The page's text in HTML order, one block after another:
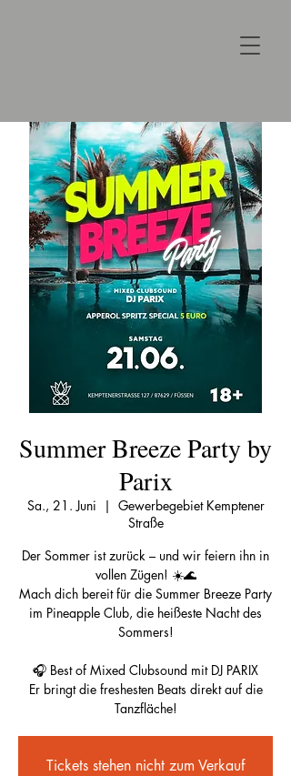
Summer Breeze Party by
Parix
Sa., 21. Juni
  |
Gewerbegebiet Kemptener
Straße
Der Sommer ist zurück – und wir feiern ihn in
vollen Zügen! ☀️🌊
Mach dich bereit für die Summer Breeze Party
im Pineapple Club, die heißeste Nacht des
Sommers!
🎧 Best of Mixed Clubsound mit DJ PARIX
Er bringt die freshesten Beats direkt auf die
Tanzfläche!
Tickets stehen nicht zum Verkauf